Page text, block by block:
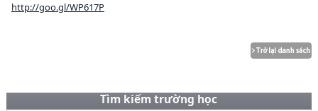
http://goo.gl/WP617P
Tìm kiếm trường học